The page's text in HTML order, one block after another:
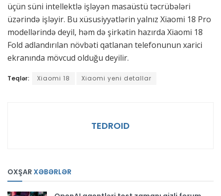
üçün süni intellektlə işləyən masaüstü təcrübələri
üzərində işləyir. Bu xüsusiyyətlərin yalnız Xiaomi 18 Pro
modellərində deyil, həm də şirkətin hazırda Xiaomi 18
Fold adlandırılan növbəti qatlanan telefonunun xarici
ekranında mövcud olduğu deyilir.
Teqlər: Xiaomi 18 Xiaomi yeni detallar
TEDROID
OXŞAR XƏBƏRLƏR